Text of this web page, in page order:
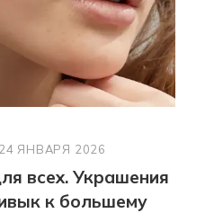
24 ЯНВАРЯ 2026
всех. Украшения
к большему